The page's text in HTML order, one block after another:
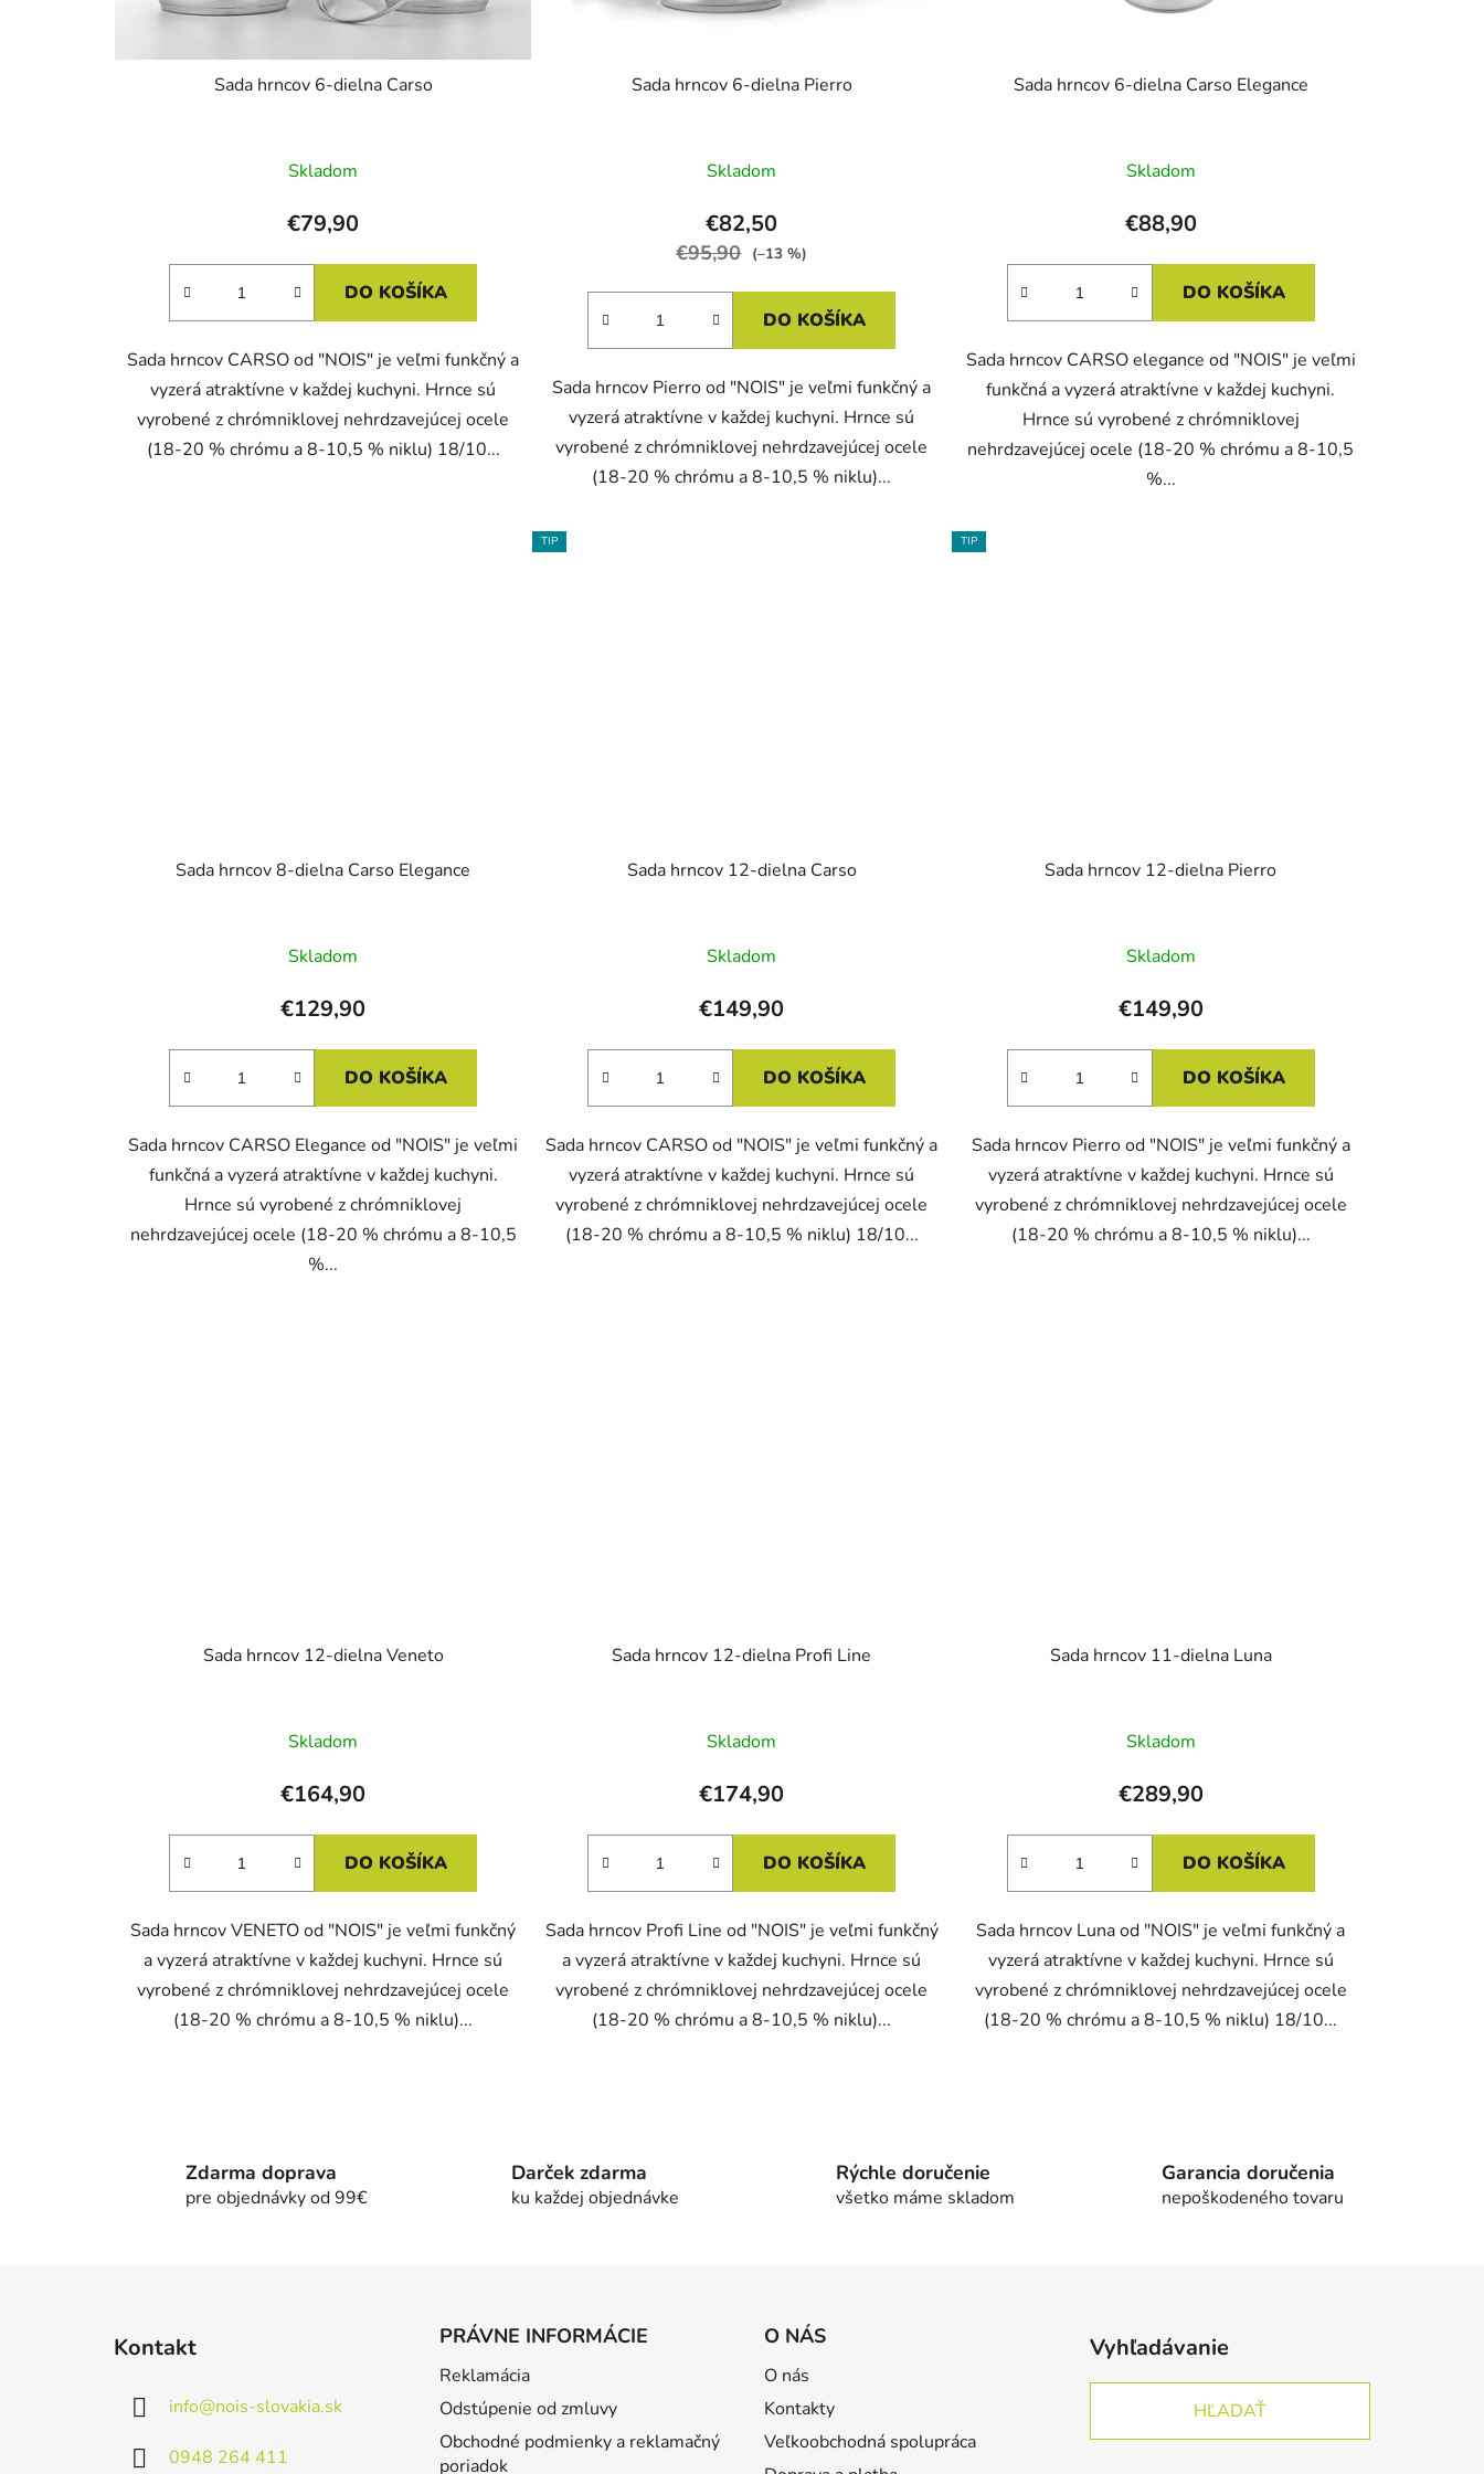
v
Sada hrncov 6-dielna Carso
Skladom
€79,90
DO KOŠÍKA
Sada hrncov CARSO od "NOIS" je veľmi funkčný a
vyzerá atraktívne v každej kuchyni. Hrnce sú
vyrobené z chrómniklovej nehrdzavejúcej ocele
(18-20 % chrómu a 8-10,5 % niklu) 18/10...
Sada hrncov 6-dielna Pierro
Skladom
€82,50
€95,90 (–13 %)
DO KOŠÍKA
Sada hrncov Pierro od "NOIS" je veľmi funkčný a
vyzerá atraktívne v každej kuchyni. Hrnce sú
vyrobené z chrómniklovej nehrdzavejúcej ocele
(18-20 % chrómu a 8-10,5 % niklu)...
Sada hrncov 6-dielna Carso Elegance
Skladom
€88,90
DO KOŠÍKA
Sada hrncov CARSO elegance od "NOIS" je veľmi
funkčná a vyzerá atraktívne v každej kuchyni.
Hrnce sú vyrobené z chrómniklovej
nehrdzavejúcej ocele (18-20 % chrómu a 8-10,5
%...
Sada hrncov 8-dielna Carso Elegance
Skladom
€129,90
DO KOŠÍKA
Sada hrncov CARSO Elegance od "NOIS" je veľmi
funkčná a vyzerá atraktívne v každej kuchyni.
Hrnce sú vyrobené z chrómniklovej
nehrdzavejúcej ocele (18-20 % chrómu a 8-10,5
%...
TIP
Sada hrncov 12-dielna Carso
Skladom
€149,90
DO KOŠÍKA
Sada hrncov CARSO od "NOIS" je veľmi funkčný a
vyzerá atraktívne v každej kuchyni. Hrnce sú
vyrobené z chrómniklovej nehrdzavejúcej ocele
(18-20 % chrómu a 8-10,5 % niklu) 18/10...
TIP
Sada hrncov 12-dielna Pierro
Skladom
€149,90
DO KOŠÍKA
Sada hrncov Pierro od "NOIS" je veľmi funkčný a
vyzerá atraktívne v každej kuchyni. Hrnce sú
vyrobené z chrómniklovej nehrdzavejúcej ocele
(18-20 % chrómu a 8-10,5 % niklu)...
Sada hrncov 12-dielna Veneto
Skladom
€164,90
DO KOŠÍKA
Sada hrncov VENETO od "NOIS" je veľmi funkčný
a vyzerá atraktívne v každej kuchyni. Hrnce sú
vyrobené z chrómniklovej nehrdzavejúcej ocele
(18-20 % chrómu a 8-10,5 % niklu)...
Sada hrncov 12-dielna Profi Line
Skladom
€174,90
DO KOŠÍKA
Sada hrncov Profi Line od "NOIS" je veľmi funkčný
a vyzerá atraktívne v každej kuchyni. Hrnce sú
vyrobené z chrómniklovej nehrdzavejúcej ocele
(18-20 % chrómu a 8-10,5 % niklu)...
Sada hrncov 11-dielna Luna
Skladom
€289,90
DO KOŠÍKA
Sada hrncov Luna od "NOIS" je veľmi funkčný a
vyzerá atraktívne v každej kuchyni. Hrnce sú
vyrobené z chrómniklovej nehrdzavejúcej ocele
(18-20 % chrómu a 8-10,5 % niklu) 18/10...
Zdarma doprava
pre objednávky od 99€
Darček zdarma
ku každej objednávke
Rýchle doručenie
všetko máme skladom
Garancia doručenia
nepoškodeného tovaru
Kontakt
info@nois-slovakia.sk
0948 264 411
PRÁVNE INFORMÁCIE
Reklamácia
Odstúpenie od zmluvy
Obchodné podmienky a reklamačný
poriadok
O NÁS
O nás
Kontakty
Veľkoobchodná spolupráca
Vyhľadávanie
HĽADAŤ